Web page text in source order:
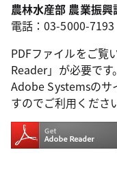
農林水産部 農業振
電話：03-5000-7193
PDFファイルをご覧
Reader」が必要です。
Adobe Systemsのサ
すのでご利用くださ